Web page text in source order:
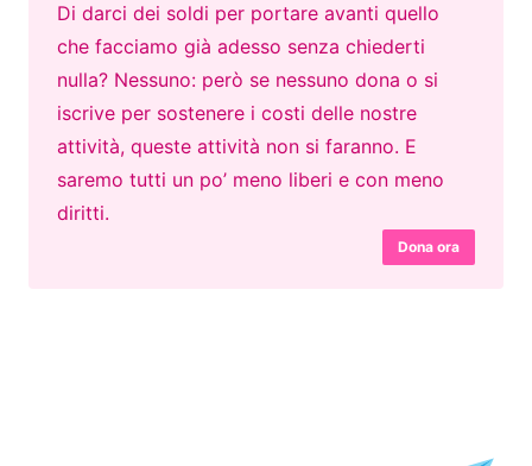
Di darci dei soldi per portare avanti quello
che facciamo già adesso senza chiederti
nulla? Nessuno: però se nessuno dona o si
iscrive per sostenere i costi delle nostre
attività, queste attività non si faranno. E
saremo tutti un po’ meno liberi e con meno
diritti.
Dona ora